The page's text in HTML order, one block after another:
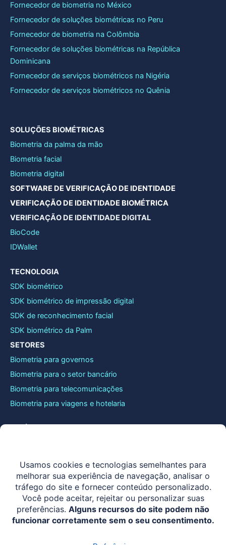
Fornecedor de biometria no México
Fornecedor de soluções biométricas no Peru
Fornecedor de biometria na Colômbia
Fornecedor de soluções biométricas na República
Dominicana
Fornecedor de serviços biométricos na Nigéria
Fornecedor de serviços biométricos no Quênia
SOLUÇÕES BIOMÉTRICAS
Biometria da palma da mão
Biometria facial
Biometria digital
SOFTWARE DE VERIFICAÇÃO DE IDENTIDADE
VERIFICAÇÃO DE IDENTIDADE BIOMÉTRICA
VERIFICAÇÃO DE IDENTIDADE DIGITAL
BioCode
IDWallet
TECNOLOGIA
SDK biométrico
SDK biométrico de impressão digital
SDK de reconhecimento facial
SDK biométrico da Palm
SETORES
Biometria para governos
Biometria para o setor bancário
Biometria para telecomunicações
Biometria para viagens e hotelaria
Política de Cookies
CONECTE-SE CONOSCO
LinkedIn
contact@identy.io